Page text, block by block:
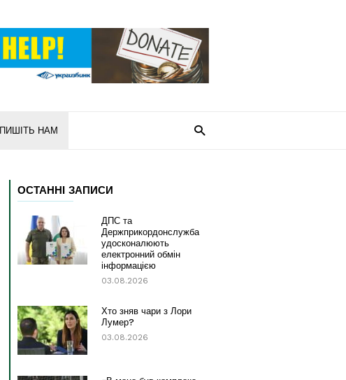
ПИШІТЬ НАМ
ОСТАННІ ЗАПИСИ
ДПС та
Держприкордонслужба
удосконалюють
електронний обмін
інформацією
03.08.2026
Хто зняв чари з Лори
Лумер?
03.08.2026